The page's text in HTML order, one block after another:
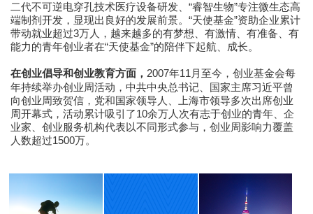
二代不可逆电穿孔技术医疗设备研发、“睿智生物”专注微生态高
端制剂开发，显现出良好的发展前景。“天使基金”资助企业累计
带动就业超过3万人，越来越多的有梦想、有激情、有准备、有
能力的青年创业者在“天使基金”的陪伴下起航、成长。
在创业倡导和创业教育方面， 2007年11月至今，创业基金会每
年持续举办创业周活动，中共中央总书记、国家主席习近平曾
向创业周致贺信，党和国家领导人、上海市领导多次出席创业
周开幕式，活动累计吸引了10余万人次有志于创业的青年、企
业家、创业服务机构代表以不同形式参与，创业周影响力覆盖
人数超过1500万。